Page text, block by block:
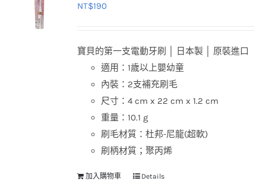
NT$190
寶貝的第一支電動牙刷 │ 日本製 │ 原裝進口
適用：1歲以上嬰幼童
內裝：2支補充刷毛
尺寸：4 cm x 22 cm x 1.2 cm
重量：10.1 g
刷毛材質：杜邦-尼龍(超軟)
刷柄材質；聚丙烯
加入購物車 Details